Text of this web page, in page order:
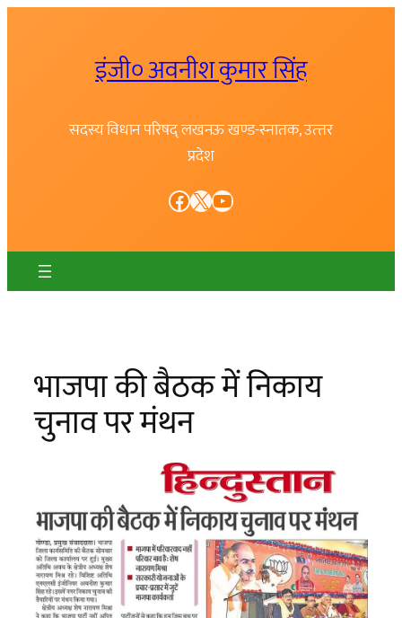
इंजी० अवनीश कुमार सिंह
सदस्य विधान परिषद् लखनऊ खण्ड-स्नातक, उत्त्तर
प्रदेश
Facebook X YouTube
भाजपा की बैठक में निकाय
चुनाव पर मंथन